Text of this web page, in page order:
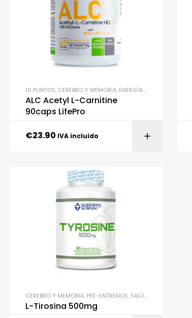
10 PUNTOS, CEREBRO Y MEMORIA, ENERGÍA Y RESISTENCIA
ALC Acetyl L-Carnitine
90caps LifePro
€23.90 IVA incluido
CEREBRO Y MEMORIA, PRE-ENTRENOS, SALUD Y BIENESTAR
L-Tirosina 500mg